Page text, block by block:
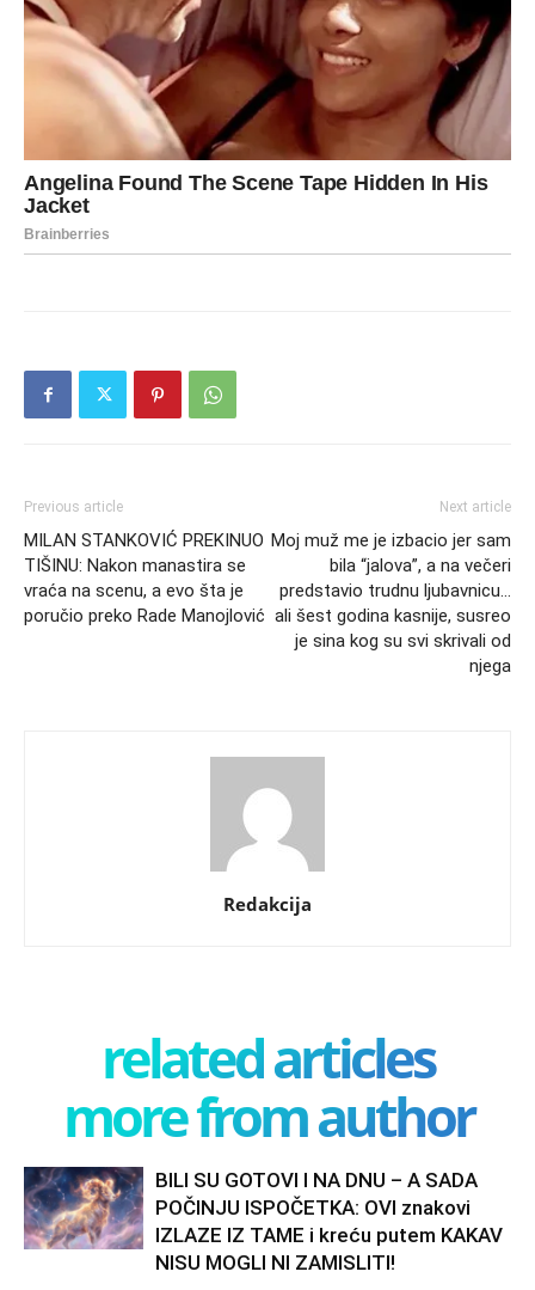
Previous article
MILAN STANKOVIĆ PREKINUO
TIŠINU: Nakon manastira se
vraća na scenu, a evo šta je
poručio preko Rade Manojlović
Next article
Moj muž me je izbacio jer sam
bila “jalova”, a na večeri
predstavio trudnu ljubavnicu…
ali šest godina kasnije, susreo
je sina kog su svi skrivali od
njega
Redakcija
related articles
more from author
BILI SU GOTOVI I NA DNU – A SADA
POČINJU ISPOČETKA: OVI znakovi
IZLAZE IZ TAME i kreću putem KAKAV
NISU MOGLI NI ZAMISLITI!